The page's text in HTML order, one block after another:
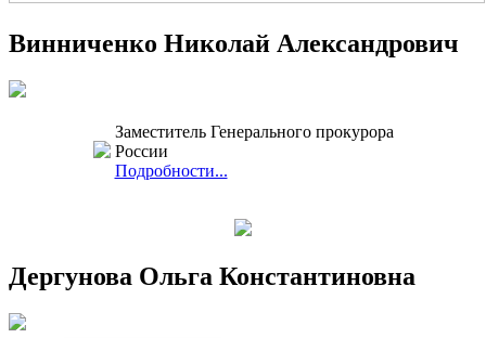
Винниченко Николай Александрович
Заместитель Генерального прокурора
России
Подробности...
Дергунова Ольга Константиновна